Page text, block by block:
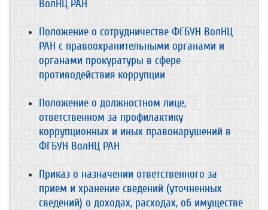
ВолНЦ РАН
Положение о сотрудничестве ФГБУН ВолНЦ
РАН с правоохранительными органами и
органами прокуратуры в сфере
противодействия коррупции
Положение о должностном лице,
ответственном за профилактику
коррупционных и иных правонарушений в
ФГБУН ВолНЦ РАН
Приказ о назначении ответственного за
прием и хранение сведений (уточненных
сведений) о доходах, расходах, об имуществе